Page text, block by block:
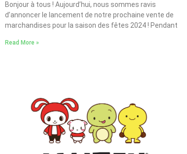
Bonjour à tous ! Aujourd’hui, nous sommes ravis
d’annoncer le lancement de notre prochaine vente de
marchandises pour la saison des fêtes 2024 ! Pendant
Read More »